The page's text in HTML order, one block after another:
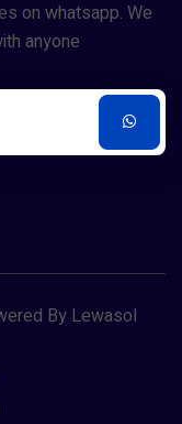
on whatsapp. We
anyone
By Lewasol